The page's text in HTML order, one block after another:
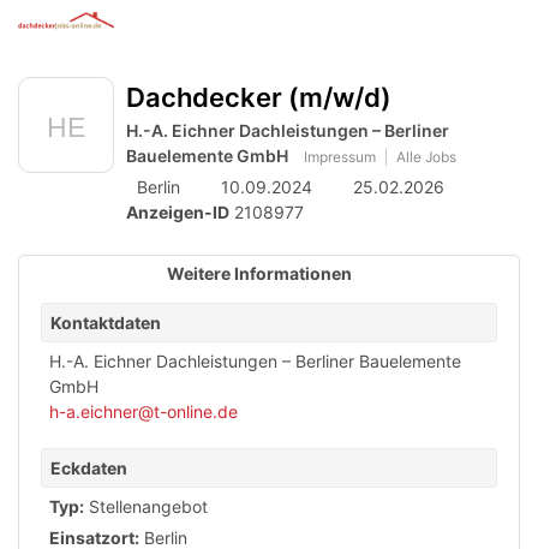
Accessibility
Navigation
Inhalt
von
mobilem
Endgerät
Dachdecker (m/w/d)
H.-A. Eichner Dachleistungen – Berliner
Bauelemente GmbH
Impressum Alle Jobs
Berlin 10.09.2024
25.02.2026
Anzeigen-ID 2108977
Weitere Informationen
Kontaktdaten
H.-A. Eichner Dachleistungen – Berliner Bauelemente
GmbH
h-a.eichner@t-online.de
Eckdaten
Typ: Stellenangebot
Einsatzort: Berlin